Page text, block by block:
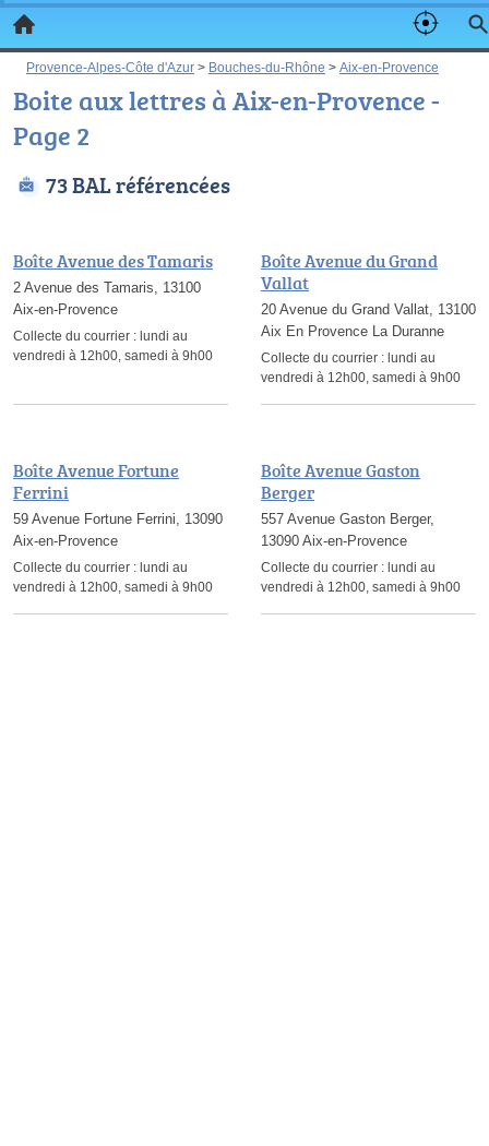
Provence-Alpes-Côte d'Azur > Bouches-du-Rhône > Aix-en-Provence
Boite aux lettres à Aix-en-Provence -
Page 2
73 BAL référencées
Boîte Avenue des Tamaris
2 Avenue des Tamaris, 13100
Aix-en-Provence
Collecte du courrier : lundi au
vendredi à 12h00, samedi à 9h00
Boîte Avenue du Grand
Vallat
20 Avenue du Grand Vallat, 13100
Aix En Provence La Duranne
Collecte du courrier : lundi au
vendredi à 12h00, samedi à 9h00
Boîte Avenue Fortune
Ferrini
59 Avenue Fortune Ferrini, 13090
Aix-en-Provence
Collecte du courrier : lundi au
vendredi à 12h00, samedi à 9h00
Boîte Avenue Gaston
Berger
557 Avenue Gaston Berger,
13090 Aix-en-Provence
Collecte du courrier : lundi au
vendredi à 12h00, samedi à 9h00